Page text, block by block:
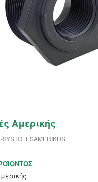
Αμερικής
SYSTOLESAMERIKHS